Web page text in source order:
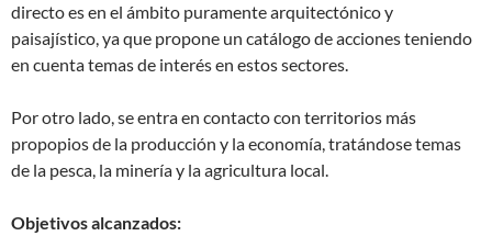
directo es en el ámbito puramente arquitectónico y
paisajístico, ya que propone un catálogo de acciones teniendo
en cuenta temas de interés en estos sectores.
Por otro lado, se entra en contacto con territorios más
propopios de la producción y la economía, tratándose temas
de la pesca, la minería y la agricultura local.
Objetivos alcanzados: